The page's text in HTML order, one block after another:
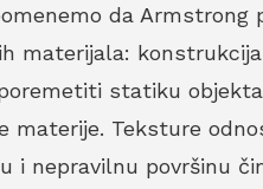
da
materijala:
statiku
materije. Teksture
i nepravilnu površinu